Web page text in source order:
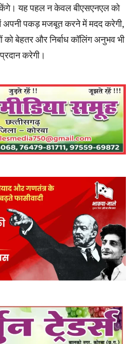
यह पहल न केवल बीएसएनएल को
अपनी पकड़ मजबूत करने में मदद करेगी,
को बेहतर और निर्बाध कॉलिंग अनुभव भी
प्रदान करेगी।